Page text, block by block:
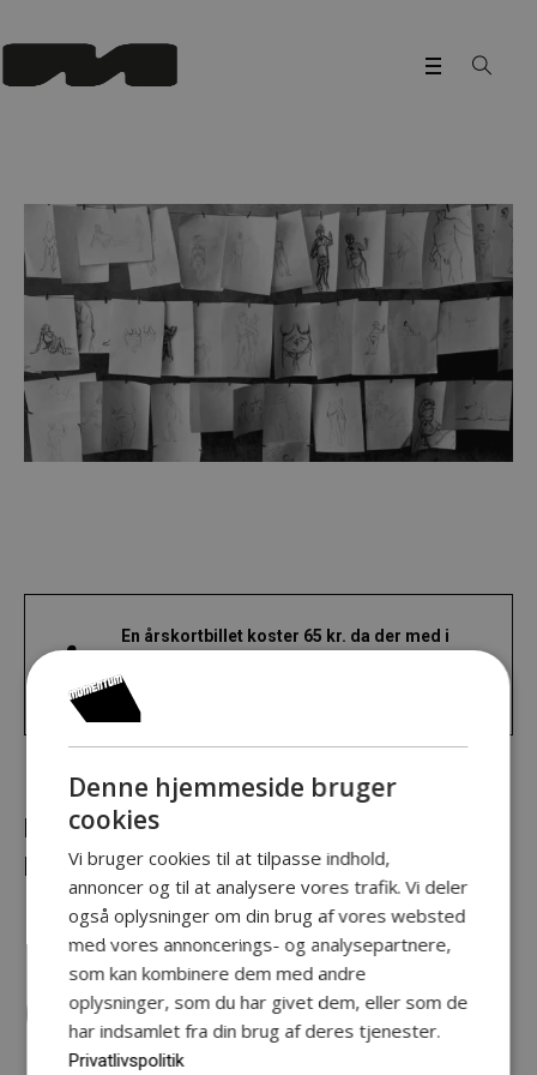
En årskortbillet koster 65 kr. da der med i
Muskelsvindfondens gin “Pærfekt”.
NØRREBRO TEATER /
MUSKELSVINDSFONDEN
PÆRFEKT GIN &
CROQUIS
Denne hjemmeside bruger
cookies
Vi bruger cookies til at tilpasse indhold,
annoncer og til at analysere vores trafik. Vi deler
også oplysninger om din brug af vores websted
med vores annoncerings- og analysepartnere,
som kan kombinere dem med andre
oplysninger, som du har givet dem, eller som de
har indsamlet fra din brug af deres tjenester.
Privatlivspolitik